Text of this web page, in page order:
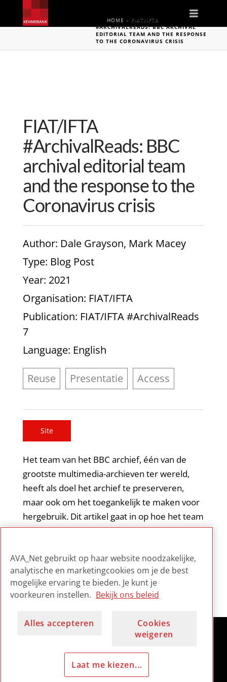
HOME » FIAT/IFTA
#ARCHIVALREADS: BBC ARCHIVAL
EDITORIAL TEAM AND THE RESPONSE
TO THE CORONAVIRUS CRISIS
FIAT/IFTA
#ArchivalReads: BBC
archival editorial team
and the response to the
Coronavirus crisis
Author: Dale Grayson, Mark Macey
Type: Blog Post
Year: 2021
Organisation: FIAT/IFTA
Publication: FIAT/IFTA #ArchivalReads
7
Language: English
Reuse Presentatie Access
Site
Het team van het BBC archief, één van de
grootste multimedia-archieven ter wereld,
heeft als doel het archief te preserveren,
maar ook om het toegankelijk te maken voor
hergebruik. Dit artikel gaat in op hoe het team
omging met de coronacrisis in 2020 door het
rond het hergebruik van archiefmateriaal.
AVA_Net gebruikt op haar website noodzakelijke,
analytische en marketingcookies om je de best
mogelijke ervaring te bieden. Je kunt je
voorkeuren instellen. Bekijk ons beleid
Alles accepteren
Cookies
weigeren
Laat me kiezen...